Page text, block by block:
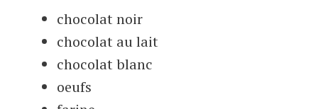
chocolat noir
chocolat au lait
chocolat blanc
oeufs